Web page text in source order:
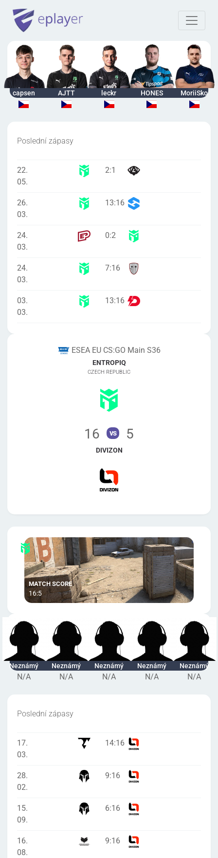
capsen AJTT leckr HONES MoriiSko
Poslední zápasy
22.
05.
2:1
26.
03.
13:16
24.
03.
0:2
24.
03.
7:16
03.
03.
13:16
ESEA EU CS:GO Main S36
ENTROPIQ
CZECH REPUBLIC
16 vs 5
DIVIZON
16:5
Neznámý
N/A
Neznámý
N/A
Neznámý
N/A
Neznámý
N/A
Neznámý
N/A
Poslední zápasy
17.
03.
14:16
28.
02.
9:16
15.
09.
6:16
16.
08.
9:16